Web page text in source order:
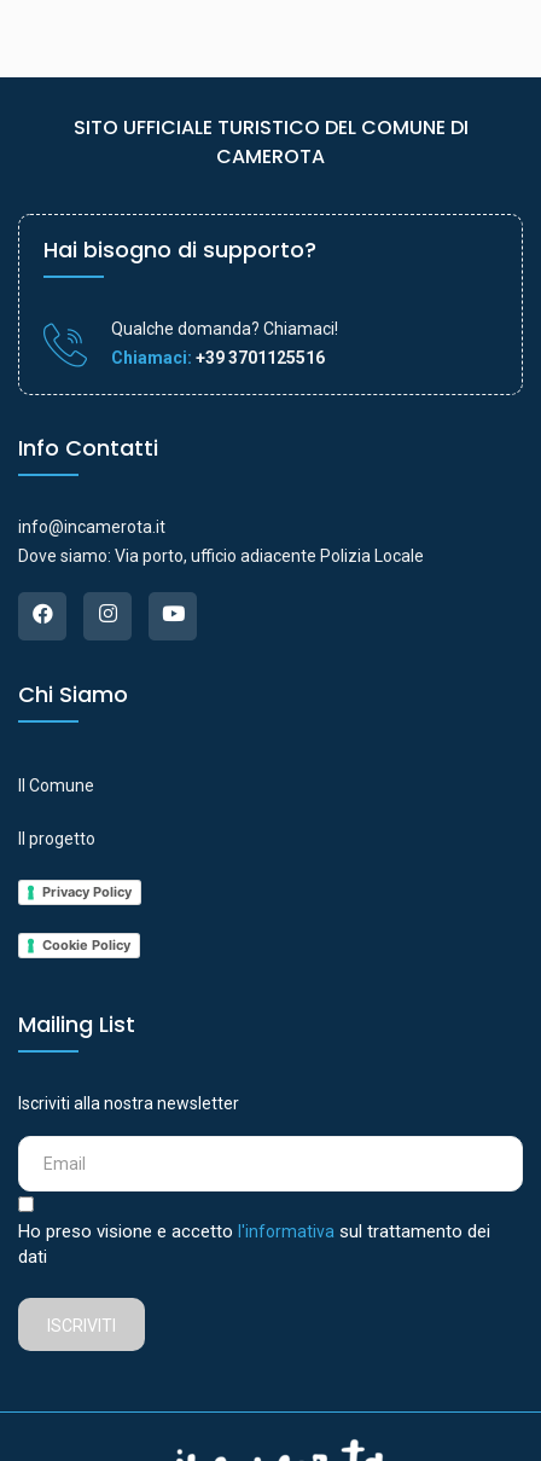
SITO UFFICIALE TURISTICO DEL COMUNE DI
CAMEROTA
Hai bisogno di supporto?
Qualche domanda? Chiamaci!
Chiamaci: +39 3701125516
Info Contatti
info@incamerota.it
Dove siamo: Via porto, ufficio adiacente Polizia Locale
Chi Siamo
Il Comune
Il progetto
Privacy Policy
Cookie Policy
Mailing List
Iscriviti alla nostra newsletter
Ho preso visione e accetto l'informativa sul trattamento dei
dati
ISCRIVITI